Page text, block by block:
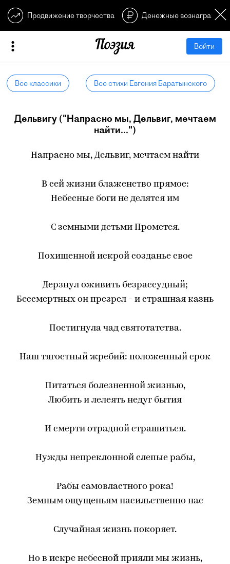
Продвижение творчества Денежные
Войти
Все классики Все стихи Евгения Баратынского
Дельвигу ("Напрасно мы, Дельвиг, мечтаем
найти...")
Напрасно мы, Дельвиг, мечтаем найти
В сей жизни блаженство прямое:
Небесные боги не делятся им
С земными детьми Прометея.
Похищенной искрой созданье свое
Дерзнул оживить безрассудный;
Бессмертных он презрел - и страшная казнь
Постигнула чад святотатства.
Наш тягостный жребий: положенный срок
Питаться болезненной жизнью,
Любить и лелеять недуг бытия
И смерти отрадной страшиться.
Нужды непреклонной слепые рабы,
Рабы самовластного рока!
Земным ощущеньям насильственно нас
Случайная жизнь покоряет.
Но в искре небесной прияли мы жизнь,